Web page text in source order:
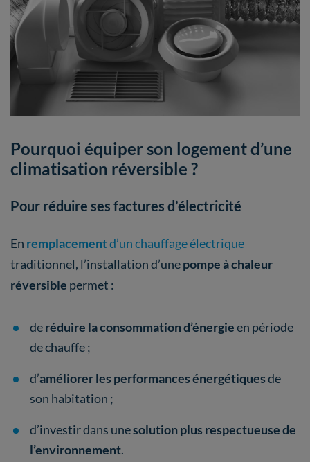
Pourquoi équiper son logement d’une
climatisation réversible ?
Pour réduire ses factures d’électricité
En remplacementd’un chauffage électrique
traditionnel, l’installation d’unepompe à chaleur
réversible permet :
deréduire la consommation d’énergieen période
de chauffe ;
d’améliorer les performances énergétiquesde
son habitation ;
d’investir dans unesolution plus respectueuse de
l’environnement.